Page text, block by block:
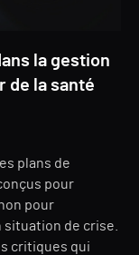
la gestion
de la santé
plans de
pour
pour
de crise.
critiques qui